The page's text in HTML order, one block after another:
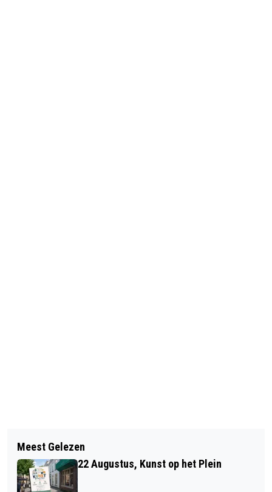
CORONAMAATREGELEN BIJ
BIBLIOTHEEK WEST-BRABANT
SCHRIJFWEDSTRIJD BRABANTS
DIALECT
Meest Gelezen
22 Augustus, Kunst op het Plein